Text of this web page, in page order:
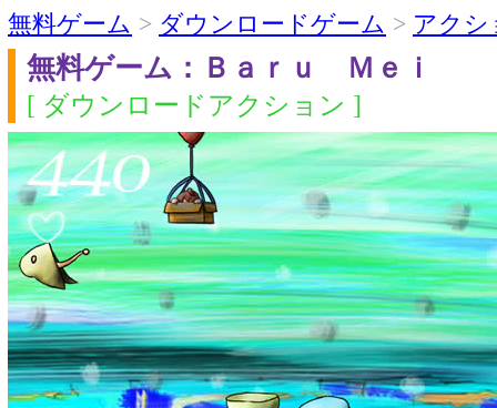
無料ゲーム > ダウンロードゲーム > アクシ
無料ゲーム：Ｂａｒｕ Ｍｅｉ
[ ダウンロードアクション ]